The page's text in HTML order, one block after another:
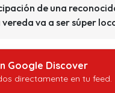
de una
va a ser súper
Google Discover
directamente en tu feed.